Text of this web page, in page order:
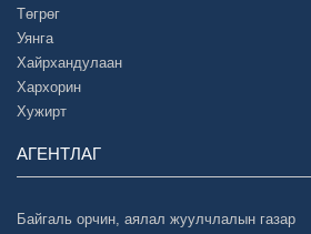
Төгрөг
Уянга
Хайрхандулаан
Хархорин
Хужирт
АГЕНТЛАГ
Байгаль орчин, аялал жуулчлалын газар